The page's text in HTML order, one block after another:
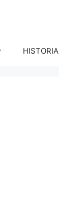
HISTORIA